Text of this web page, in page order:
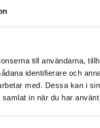
till användarna,
identifierare och
med. Dessa kan i
in när du har
Agda PS
fler, och